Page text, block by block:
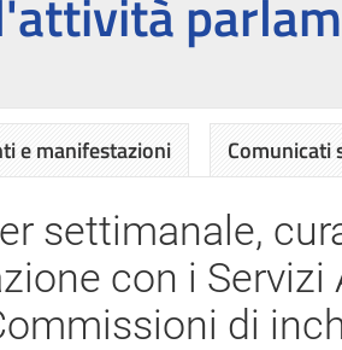
e manifestazioni Comunicati
settimanale,
con i
di